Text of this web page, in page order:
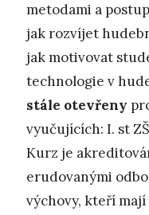
metodami a
jak rozvíjet
jak motivovat
technologie v
stále otevřeny
vyučujících: I. st ZŠ
Kurz je
erudovanými
výchovy, kteří